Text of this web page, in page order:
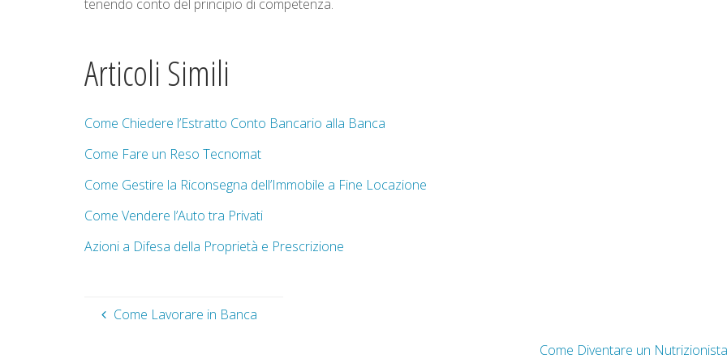
tenendo conto del principio di competenza.
Articoli Simili
Come Chiedere l’Estratto Conto Bancario alla Banca
Come Fare un Reso Tecnomat
Come Gestire la Riconsegna dell’Immobile a Fine Locazione
Come Vendere l’Auto tra Privati
Azioni a Difesa della Proprietà e Prescrizione
Come Lavorare in Banca
Come Diventare un